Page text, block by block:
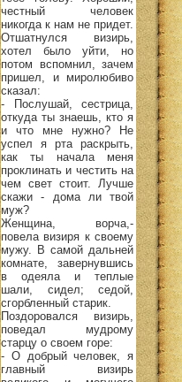
честный человек
никогда к нам не придет.
Отшатнулся визирь,
хотел было уйти, но
потом вспомнил, зачем
пришел, и миролюбиво
сказал:
- Послушай, сестрица,
откуда ты знаешь, кто я
и что мне нужно? Не
успел я рта раскрыть,
как ты начала меня
проклинать и честить на
чем свет стоит. Лучше
скажи - дома ли твой
муж?
Женщина, ворча,-
повела визиря к своему
мужу. В самой дальней
комнате, завернувшись
в одеяла и теплые
шали, сидел; седой,
сгорбленный старик.
Поздоровался визирь,
поведал мудрому
старцу о своем горе:
- О добрый человек, я
главный визирь